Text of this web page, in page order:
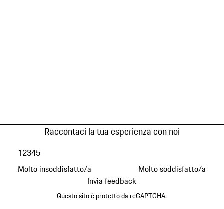
Raccontaci la tua esperienza con noi
Molto insoddisfatto/a
12345
Molto soddisfatto/a
Invia feedback
Questo sito è protetto da reCAPTCHA.